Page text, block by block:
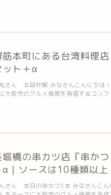
筋本町にある台湾料理
ット＋α
さん 五目炒飯 みなさんこんにちは
大阪市のグルメ情報を発信するコン
堀橋の串カツ店『串か
α｜ソースは10種類以上
さん 本日の串かつ5本 みなさんこん